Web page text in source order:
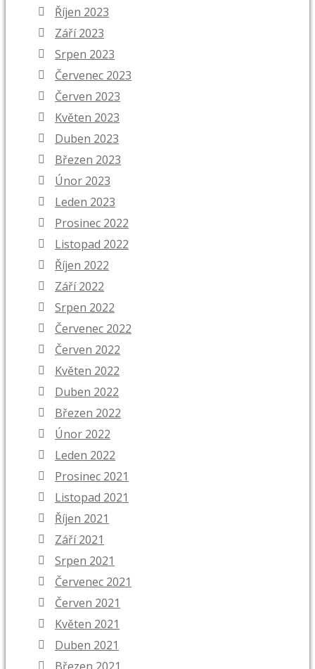
Říjen 2023
Září 2023
Srpen 2023
Červenec 2023
Červen 2023
Květen 2023
Duben 2023
Březen 2023
Únor 2023
Leden 2023
Prosinec 2022
Listopad 2022
Říjen 2022
Září 2022
Srpen 2022
Červenec 2022
Červen 2022
Květen 2022
Duben 2022
Březen 2022
Únor 2022
Leden 2022
Prosinec 2021
Listopad 2021
Říjen 2021
Září 2021
Srpen 2021
Červenec 2021
Červen 2021
Květen 2021
Duben 2021